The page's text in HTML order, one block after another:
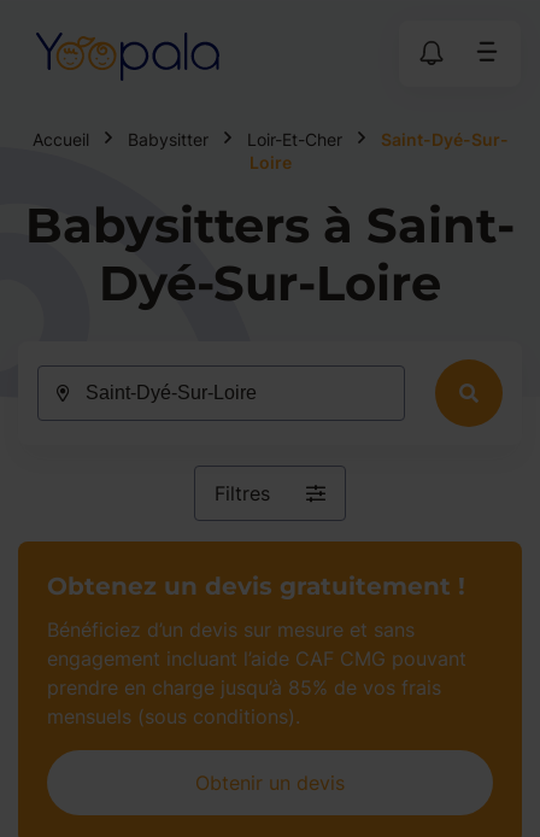
Accueil Babysitter Loir-Et-Cher
Saint-Dyé-Sur-
Loire
Babysitters à Saint-
Dyé-Sur-Loire
Filtres
Obtenez un devis gratuitement !
Bénéficiez d’un devis sur mesure et sans
engagement incluant l’aide CAF CMG pouvant
prendre en charge jusqu’à 85% de vos frais
mensuels (sous conditions).
Obtenir un devis